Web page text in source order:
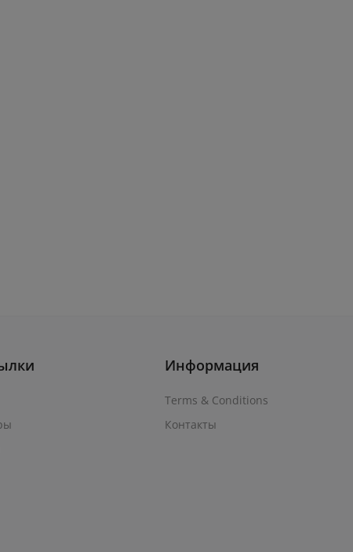
Информация
Terms & Conditions
Контакты